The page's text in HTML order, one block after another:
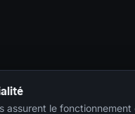
assurent le fonctionnement